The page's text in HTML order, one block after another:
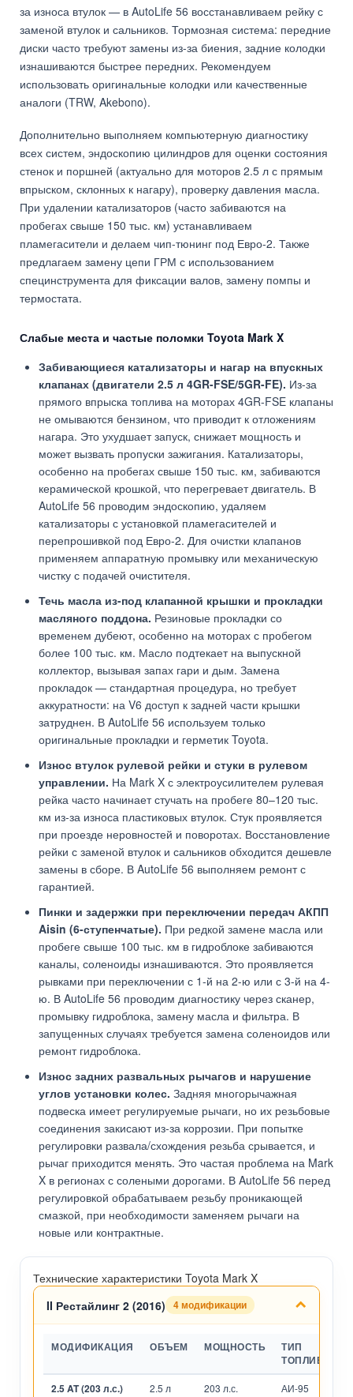
за износа втулок — в AutoLife 56 восстанавливаем рейку с
заменой втулок и сальников. Тормозная система: передние
диски часто требуют замены из-за биения, задние колодки
изнашиваются быстрее передних. Рекомендуем
использовать оригинальные колодки или качественные
аналоги (TRW, Akebono).
Дополнительно выполняем компьютерную диагностику
всех систем, эндоскопию цилиндров для оценки состояния
стенок и поршней (актуально для моторов 2.5 л с прямым
впрыском, склонных к нагару), проверку давления масла.
При удалении катализаторов (часто забиваются на
пробегах свыше 150 тыс. км) устанавливаем
пламегасители и делаем чип-тюнинг под Евро-2. Также
предлагаем замену цепи ГРМ с использованием
специнструмента для фиксации валов, замену помпы и
термостата.
Слабые места и частые поломки Toyota Mark X
Забивающиеся катализаторы и нагар на впускных
клапанах (двигатели 2.5 л 4GR-FSE/5GR-FE). Из-за
прямого впрыска топлива на моторах 4GR-FSE клапаны
не омываются бензином, что приводит к отложениям
нагара. Это ухудшает запуск, снижает мощность и
может вызвать пропуски зажигания. Катализаторы,
особенно на пробегах свыше 150 тыс. км, забиваются
керамической крошкой, что перегревает двигатель. В
AutoLife 56 проводим эндоскопию, удаляем
катализаторы с установкой пламегасителей и
перепрошивкой под Евро-2. Для очистки клапанов
применяем аппаратную промывку или механическую
чистку с подачей очистителя.
Течь масла из-под клапанной крышки и прокладки
масляного поддона. Резиновые прокладки со
временем дубеют, особенно на моторах с пробегом
более 100 тыс. км. Масло подтекает на выпускной
коллектор, вызывая запах гари и дым. Замена
прокладок — стандартная процедура, но требует
аккуратности: на V6 доступ к задней части крышки
затруднен. В AutoLife 56 используем только
оригинальные прокладки и герметик Toyota.
Износ втулок рулевой рейки и стуки в рулевом
управлении. На Mark X с электроусилителем рулевая
рейка часто начинает стучать на пробеге 80–120 тыс.
км из-за износа пластиковых втулок. Стук проявляется
при проезде неровностей и поворотах. Восстановление
рейки с заменой втулок и сальников обходится дешевле
замены в сборе. В AutoLife 56 выполняем ремонт с
гарантией.
Пинки и задержки при переключении передач АКПП
Aisin (6-ступенчатые). При редкой замене масла или
пробеге свыше 100 тыс. км в гидроблоке забиваются
каналы, соленоиды изнашиваются. Это проявляется
рывками при переключении с 1-й на 2-ю или с 3-й на 4-
ю. В AutoLife 56 проводим диагностику через сканер,
промывку гидроблока, замену масла и фильтра. В
запущенных случаях требуется замена соленоидов или
ремонт гидроблока.
Износ задних развальных рычагов и нарушение
углов установки колес. Задняя многорычажная
подвеска имеет регулируемые рычаги, но их резьбовые
соединения закисают из-за коррозии. При попытке
регулировки развала/схождения резьба срывается, и
рычаг приходится менять. Это частая проблема на Mark
X в регионах с солеными дорогами. В AutoLife 56 перед
регулировкой обрабатываем резьбу проникающей
смазкой, при необходимости заменяем рычаги на
новые или контрактные.
Технические характеристики Toyota Mark X
II Рестайлинг 2 (2016)
4 модификации
МОДИФИКАЦИЯ ОБЪЕМ МОЩНОСТЬ
ТИП
ТОПЛИВА
2.5 AT (203 л.с.) 2.5 л 203 л.с. АИ-95